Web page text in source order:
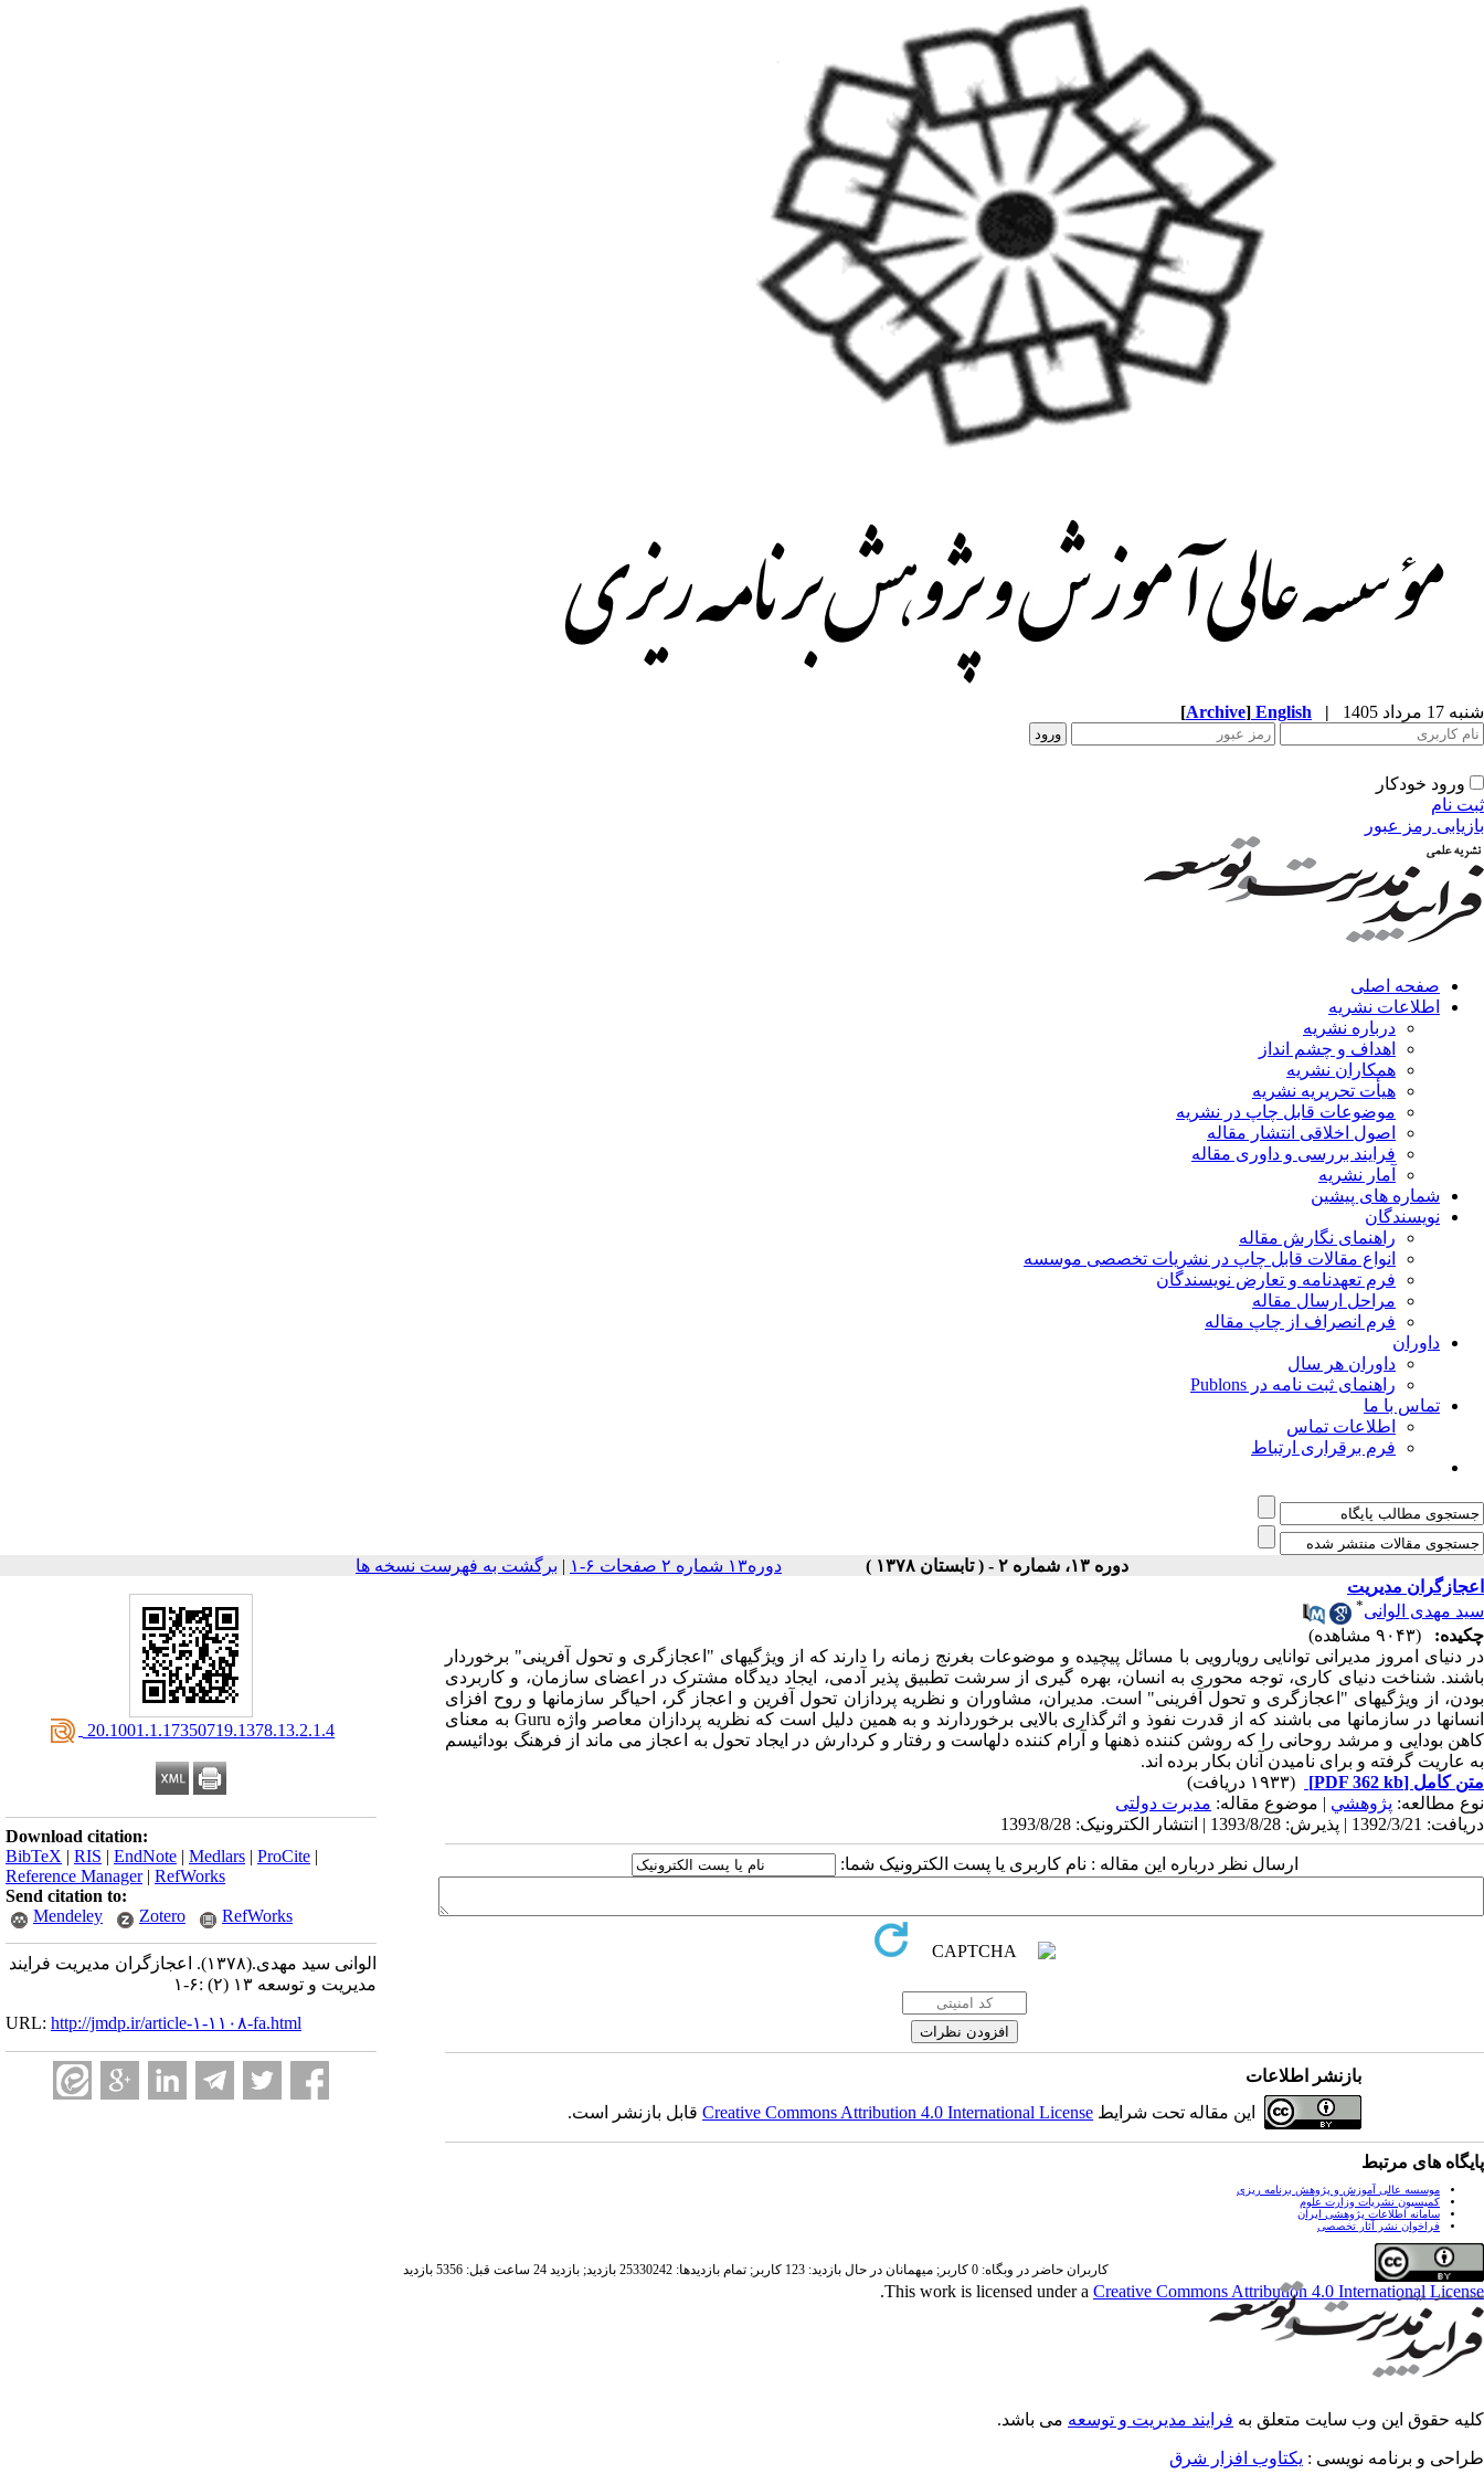
شنبه 17 مرداد 1405 |
English
[Archive]
ورود خودکار
ثبت نام
بازیابی رمز عبور
صفحه اصلی
اطلاعات نشریه
درباره نشریه
اهداف و چشم انداز
همکاران نشریه
هیأت تحریریه نشریه
موضوعات قابل چاپ در نشریه
اصول اخلاقی انتشار مقاله
فرایند بررسی و داوری مقاله
آمار نشریه
شماره های پیشین
نویسندگان
راهنمای نگارش مقاله
انواع مقالات قابل چاپ در نشریات تخصصی موسسه
فرم تعهدنامه و تعارض نویسندگان
مراحل ارسال مقاله
فرم انصراف از چاپ مقاله
داوران
داوران هر سال
راهنمای ثبت نامه در Publons
تماس با ما
اطلاعات تماس
فرم برقراری ارتباط
دوره ۱۳، شماره ۲ - ( تابستان ۱۳۷۸ ) دوره۱۳ شماره ۲ صفحات ۶-۱ | برگشت به فهرست نسخه ها
‎ 20.1001.1.17350719.1378.13.2.1.4
Download citation:
BibTeX | RIS | EndNote | Medlars | ProCite |
Reference Manager| RefWorks
Send citation to:
Mendeley
Zotero RefWorks
الوانی سید مهدی.(۱۳۷۸).
اعجازگران مدیریت فرایند
مدیریت و توسعه ۱۳ (۲) :۶-۱
URL: http://jmdp.ir/article-۱-۱۱۰۸-fa.html
اعجازگران مدیریت
سید مهدی الوانی*
چکیده:
(۹۰۴۳ مشاهده)
در دنیای امروز مدیرانی توانایی رویارویی با مسائل پیچیده و موضوعات بغرنج زمانه را دارند که از ویژگیهای "اعجازگری و تحول آفرینی" برخوردار
باشند. شناخت دنیای کاری، توجه محوری به انسان، بهره گیری از سرشت تطبیق پذیر آدمی، ایجاد دیدگاه مشترک در اعضای سازمان، و کاربردی
بودن، از ویژگیهای "اعجازگری و تحول آفرینی" است. مدیران، مشاوران و نظریه پردازان تحول آفرین و اعجاز گر، احیاگر سازمانها و روح افزای
انسانها در سازمانها می باشند که از قدرت نفوذ و اثرگذاری بالایی برخوردارند و به همین دلیل است که نظریه پردازان معاصر واژه Guru به معنای
کاهن بودایی و مرشد روحانی را که روشن کننده ذهنها و آرام کننده دلهاست و رفتار و کردارش در ایجاد تحول به اعجاز می ماند از فرهنگ بودائیسم
به عاریت گرفته و برای نامیدن آنان بکار برده اند.
متن کامل [PDF 362 kb]
(۱۹۳۳ دریافت)
نوع مطالعه: پژوهشي | موضوع مقاله: مدیرت دولتی
دریافت: 1392/3/21 | پذیرش: 1393/8/28 | انتشار الکترونیک: 1393/8/28
ارسال نظر درباره این مقاله : نام کاربری یا پست الکترونیک شما:
بازنشر اطلاعات
این مقاله تحت شرایط Creative Commons Attribution 4.0 International Licenseقابل بازنشر است.
پایگاه های مرتبط
موسسه عالی آموزش و پژوهش برنامه ریزی
کمیسیون نشریات وزارت علوم
سامانه اطلاعات پژوهشی ایران
فراخوان نشر آثار تخصصی
This work is licensed under a Creative Commons Attribution 4.0 International License
.
کاربران حاضر در وبگاه: 0 کاربر; میهمانان در حال بازدید: 123 کاربر; تمام بازدید‌ها: 25330242 بازدید; بازدید 24 ساعت قبل: 5356 بازدید
کلیه حقوق این وب سایت متعلق به فرایند مدیریت و توسعه می باشد.
طراحی و برنامه نویسی : یکتاوب افزار شرق